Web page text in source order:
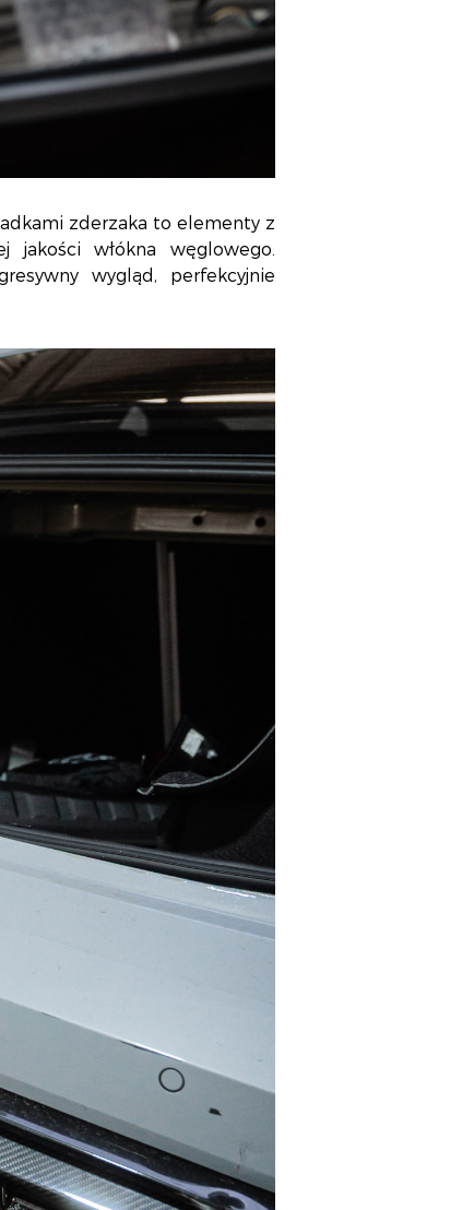
zderzaka to elementy z
jakości włókna węglowego.
wygląd, perfekcyjnie